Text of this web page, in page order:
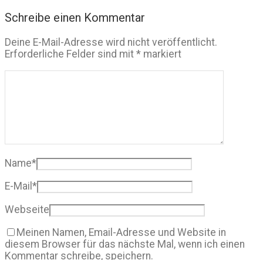
Schreibe einen Kommentar
Deine E-Mail-Adresse wird nicht veröffentlicht.
Erforderliche Felder sind mit * markiert
Name*
E-Mail *
Webseite
Meinen Namen, Email-Adresse und Website in
diesem Browser für das nächste Mal, wenn ich einen
Kommentar schreibe, speichern.